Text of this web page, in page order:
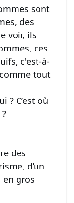
sont
des
voir, ils
ces
c'est-à-
tout
? C’est où
des
d’un
gros